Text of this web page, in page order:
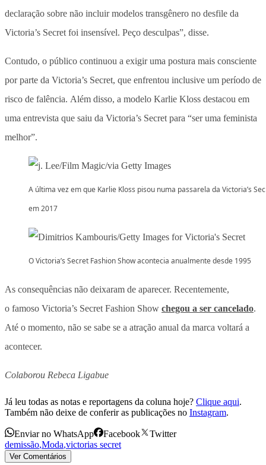
declaração sobre não incluir modelos transgênero no desfile da
Victoria’s Secret foi insensível. Peço desculpas”, disse.
Contudo, o público continuou a exigir uma postura mais consciente
por parte da Victoria’s Secret, que enfrentou inclusive um período de
risco de falência. Além disso, a modelo Karlie Kloss destacou em
uma entrevista que saiu da Victoria’s Secret para “ser uma feminista
melhor”.
A última vez em que Karlie Kloss pisou numa passarela da Victoria’s
em 2017
O Victoria’s Secret Fashion Show acontecia anualmente desde 1995
As consequências não deixaram de aparecer. Recentemente,
o famoso Victoria’s Secret Fashion Show chegou a ser cancelado.
Até o momento, não se sabe se a atração anual da marca voltará a
acontecer.
Colaborou Rebeca Ligabue
Já leu todas as notas e reportagens da coluna hoje? Clique aqui.
Também não deixe de conferir as publicações no Instagram.
Enviar no WhatsApp Facebook
Twitter
demissão,Moda,victorias secret
Ver Comentários